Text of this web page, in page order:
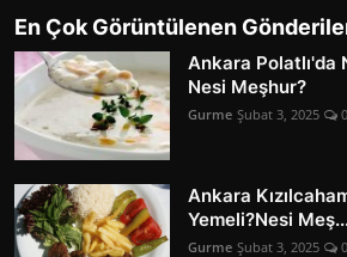
En Çok Görüntülenen
Ankara Polatlı'da
Nesi Meşhur?
Gurme Şubat 3, 2025 0
Ankara
Yemeli?Nesi
Gurme Şubat 3, 2025 0